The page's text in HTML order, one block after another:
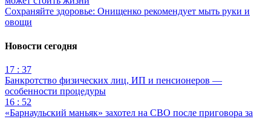
Сохраняйте здоровье: Онищенко рекомендует мыть руки и
овощи
Новости сегодня
17 : 37
Банкротство физических лиц, ИП и пенсионеров —
особенности процедуры
16 : 52
«Барнаульский маньяк» захотел на СВО после приговора за